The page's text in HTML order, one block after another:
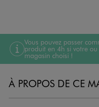
Vous pouvez passer
produit en 4h si votre
magasin choisi !
À PROPOS DE CE